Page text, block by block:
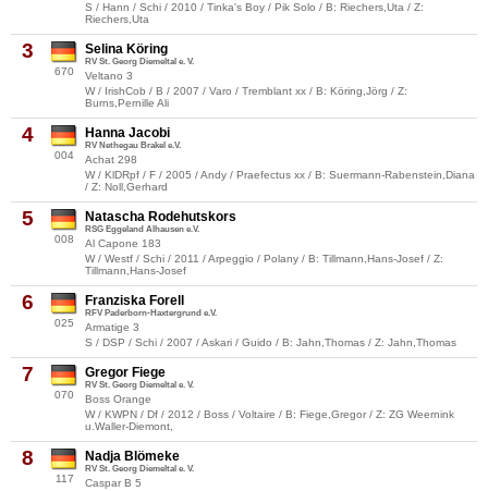
S / Hann / Schi / 2010 / Tinka's Boy / Pik Solo / B: Riechers,Uta / Z:
Riechers,Uta
3
670
Selina Köring
RV St. Georg Diemeltal e. V.
Veltano 3
W / IrishCob / B / 2007 / Varo / Tremblant xx / B: Köring,Jörg / Z:
Burns,Pernille Ali
4
004
Hanna Jacobi
RV Nethegau Brakel e.V.
Achat 298
W / KlDRpf / F / 2005 / Andy / Praefectus xx / B: Suermann-Rabenstein,Diana
/ Z: Noll,Gerhard
5
008
Natascha Rodehutskors
RSG Eggeland Alhausen e.V.
Al Capone 183
W / Westf / Schi / 2011 / Arpeggio / Polany / B: Tillmann,Hans-Josef / Z:
Tillmann,Hans-Josef
6
025
Franziska Forell
RFV Paderborn-Haxtergrund e.V.
Armatige 3
S / DSP / Schi / 2007 / Askari / Guido / B: Jahn,Thomas / Z: Jahn,Thomas
7
070
Gregor Fiege
RV St. Georg Diemeltal e. V.
Boss Orange
W / KWPN / Df / 2012 / Boss / Voltaire / B: Fiege,Gregor / Z: ZG Weernink
u.Waller-Diemont,
8
117
Nadja Blömeke
RV St. Georg Diemeltal e. V.
Caspar B 5